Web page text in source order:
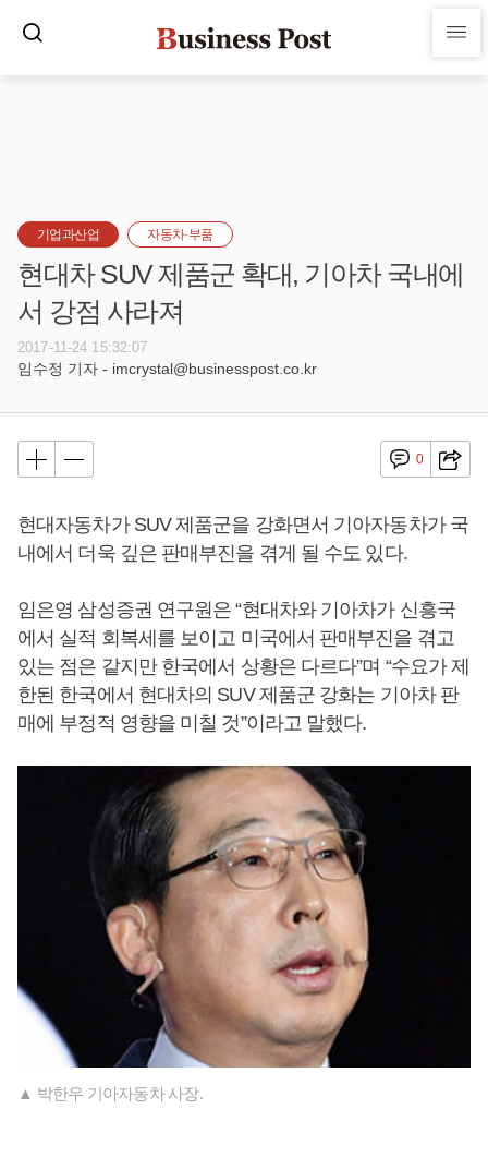
기업과산업 자동차·부품
현대차 SUV 제품군 확대, 기아차 국내에
서 강점 사라져
2017-11-24 15:32:07
임수정 기자 - imcrystal@businesspost.co.kr
0
현대자동차가 SUV 제품군을 강화면서 기아자동차가 국
내에서 더욱 깊은 판매부진을 겪게 될 수도 있다.
임은영 삼성증권 연구원은 “현대차와 기아차가 신흥국
에서 실적 회복세를 보이고 미국에서 판매부진을 겪고
있는 점은 같지만 한국에서 상황은 다르다”며 “수요가 제
한된 한국에서 현대차의 SUV 제품군 강화는 기아차 판
매에 부정적 영향을 미칠 것”이라고 말했다.
▲ 박한우 기아자동차 사장.